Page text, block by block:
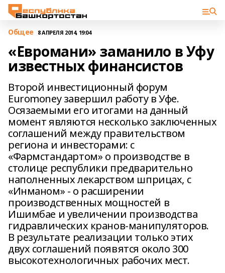
Общее 8 АПРЕЛЯ 2014, 19:04
«Евромани» заманило в Уфу
известных финансистов
Второй инвестиционный форум
Euromoney завершил работу в Уфе.
Осязаемыми его итогами на данный
момент являются несколько заключенных
соглашений между правительством
региона и инвесторами: с
«Фармстандартом» о производстве в
столице республики предварительно
наполненных лекарством шприцах, с
«Инманом» - о расширении
производственных мощностей в
Ишимбае и увеличении производства
гидравлических кранов-манипуляторов.
В результате реализации только этих
двух соглашений появятся около 300
высокотехнологичных рабочих мест.